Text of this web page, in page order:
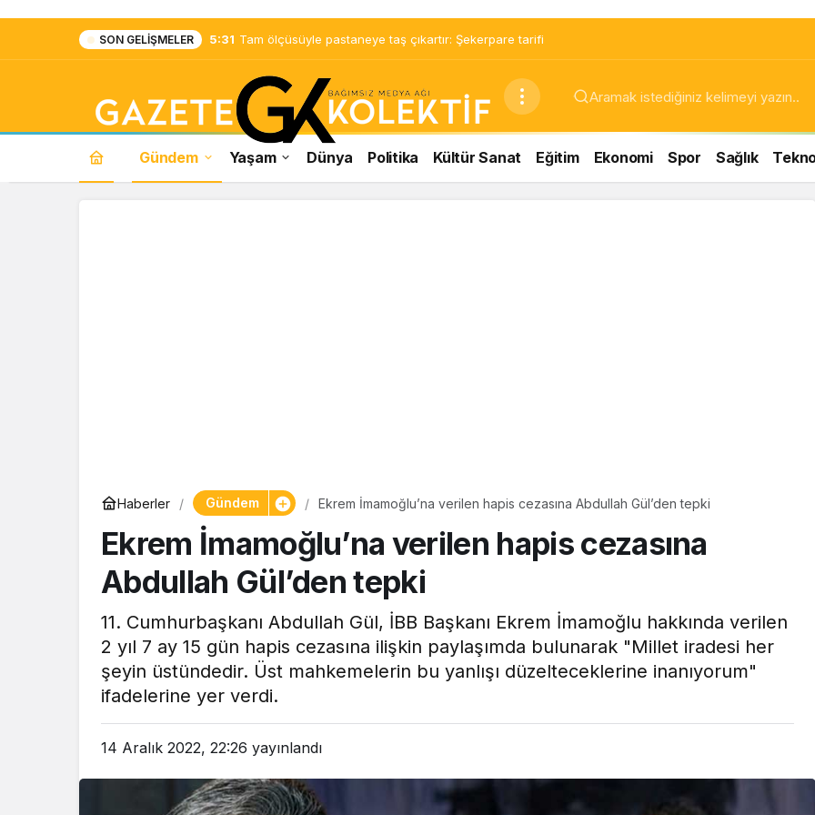
SON GELIŞMELER 5:31 Tam ölçüsüyle pastaneye taş çıkartır: Şekerpare tarifi
Gündem Yaşam Dünya Politika Kültür Sanat Eğitim Ekonomi Spor Sağlık
Haberler Gündem Ekrem İmamoğlu’na verilen hapis cezasına Abdullah Gül’den tepki
Ekrem İmamoğlu’na verilen hapis cezasına
Abdullah Gül’den tepki
11. Cumhurbaşkanı Abdullah Gül, İBB Başkanı Ekrem İmamoğlu hakkında verilen
2 yıl 7 ay 15 gün hapis cezasına ilişkin paylaşımda bulunarak "Millet iradesi her
şeyin üstündedir. Üst mahkemelerin bu yanlışı düzelteceklerine inanıyorum"
ifadelerine yer verdi.
14 Aralık 2022, 22:26 yayınlandı
Tam ölçüsüyle
pastaneye taş çıkartır:
Şekerpare tarifi
Çayın yanına çok
yakışacak bir mucize:
Brownie tadında ıslak